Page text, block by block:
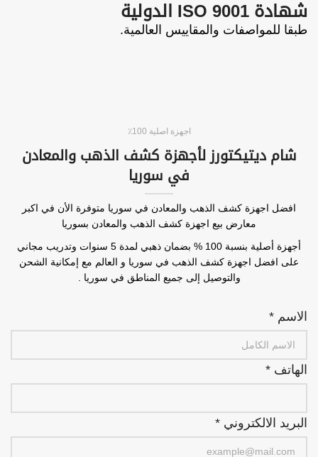
شهادة 9001 ISO الدولية
طبقا للمواصفات والمقاييس العالمية.
اجهزة اصلية 100٪
شام ديتيكتورز لأجهزة كشف الذهب والمعادن
في سوريا
افضل اجهزة كشف الذهب والمعادن في سوريا متوفرة الأن في اكبر
معارض بيع اجهزة كشف الذهب والمعادن بسوريا
أجهزة أصلية بنسبة 100 % بضمان ذهبي لمدة 5 سنوات وتدريب مجاني
على افضل اجهزة كشف الذهب في سوريا و العالم مع إمكانية الشحن
والتوصيل إلى جميع المناطق في سوريا .
الاسم *
الهاتف *
البريد الالكتروني *